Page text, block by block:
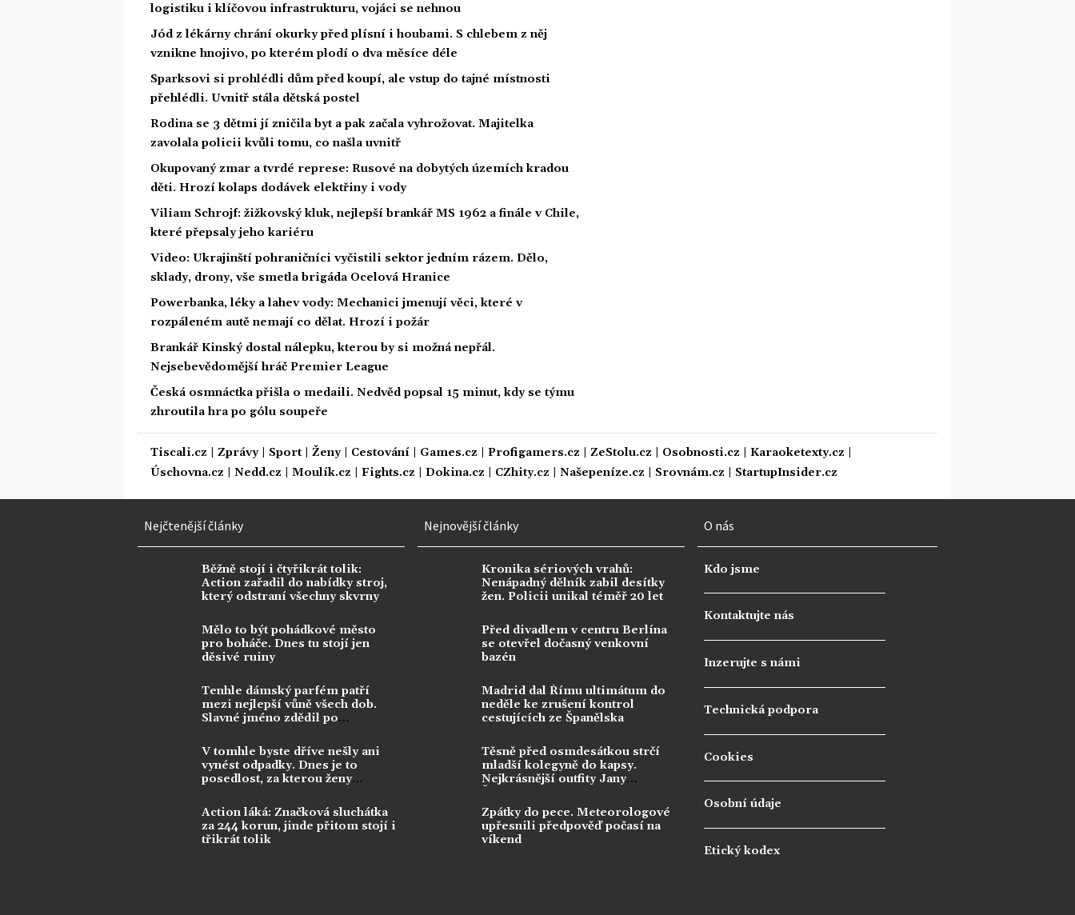
logistiku i klíčovou infrastrukturu, vojáci se nehnou
Jód z lékárny chrání okurky před plísní i houbami. S chlebem z něj
vznikne hnojivo, po kterém plodí o dva měsíce déle
Sparksovi si prohlédli dům před koupí, ale vstup do tajné místnosti
přehlédli. Uvnitř stála dětská postel
Rodina se 3 dětmi jí zničila byt a pak začala vyhrožovat. Majitelka
zavolala policii kvůli tomu, co našla uvnitř
Okupovaný zmar a tvrdé represe: Rusové na dobytých územích kradou
děti. Hrozí kolaps dodávek elektřiny i vody
Viliam Schrojf: žižkovský kluk, nejlepší brankář MS 1962 a finále v Chile,
které přepsaly jeho kariéru
Video: Ukrajinští pohraničníci vyčistili sektor jedním rázem. Dělo,
sklady, drony, vše smetla brigáda Ocelová Hranice
Powerbanka, léky a lahev vody: Mechanici jmenují věci, které v
rozpáleném autě nemají co dělat. Hrozí i požár
Brankář Kinský dostal nálepku, kterou by si možná nepřál.
Nejsebevědomější hráč Premier League
Česká osmnáctka přišla o medaili. Nedvěd popsal 15 minut, kdy se týmu
zhroutila hra po gólu soupeře
Tiscali.cz Zprávy| Sport| Ženy| Cestování Games.cz Profigamers.cz ZeStolu.cz Osobnosti.cz Karaoketexty.cz
Úschovna.cz
Nedd.cz Moulík.cz Fights.cz Dokina.cz CZhity.cz Našepeníze.cz Srovnám.cz StartupInsider.cz
Nejčtenější články
Běžně stojí i čtyřikrát tolik:
Action zařadil do nabídky stroj,
který odstraní všechny skvrny
Mělo to být pohádkové město
pro boháče. Dnes tu stojí jen
děsivé ruiny
Tenhle dámský parfém patří
mezi nejlepší vůně všech dob.
Slavné jméno zdědil po
V tomhle byste dříve nešly ani
vynést odpadky. Dnes je to
posedlost, za kterou ženy
Action láká: Značková sluchátka
za 244 korun, jinde přitom stojí i
třikrát tolik
Nejnovější články
Kronika sériových vrahů:
Nenápadný dělník zabil desítky
žen. Policii unikal téměř 20 let
Před divadlem v centru Berlína
se otevřel dočasný venkovní
bazén
Madrid dal Římu ultimátum do
neděle ke zrušení kontrol
cestujících ze Španělska
Těsně před osmdesátkou strčí
mladší kolegyně do kapsy.
Nejkrásnější outfity Jany
Zpátky do pece. Meteorologové
upřesnili předpověď počasí na
víkend
O nás
Kdo jsme
Kontaktujte nás
Inzerujte s námi
Technická podpora
Cookies
Osobní údaje
Etický kodex